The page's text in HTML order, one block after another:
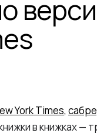
York Times,
в книжках —